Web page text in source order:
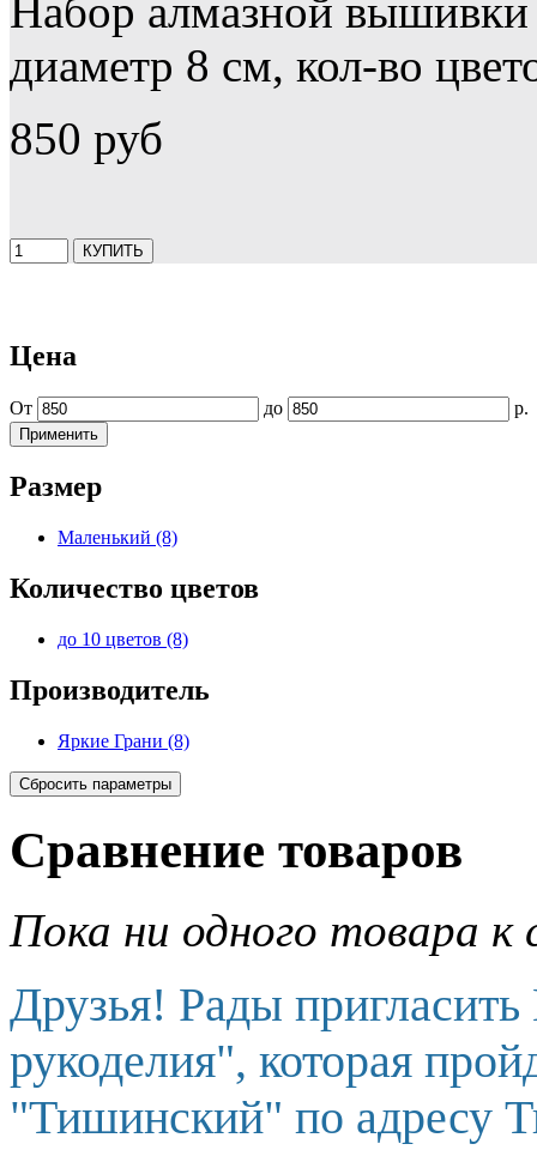
Набор алмазной
диаметр 8 см, кол-во
850 руб
Цена
От до р.
Размер
Маленький (8)
Количество цветов
до 10 цветов (8)
Производитель
Яркие Грани (8)
Сравнение товаров
Пока ни одного товара к
Друзья! Рады
рукоделия", которая
"Тишинский" по адресу